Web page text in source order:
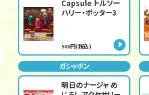
Capsule トルソー
ハリー・ポッター3
500円(税込)
ガシャポン
明日のナージャ め